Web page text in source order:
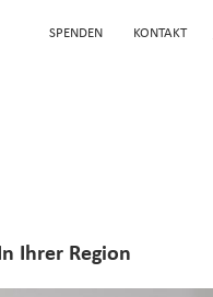
SPENDEN KONTAKT
Ihrer Region